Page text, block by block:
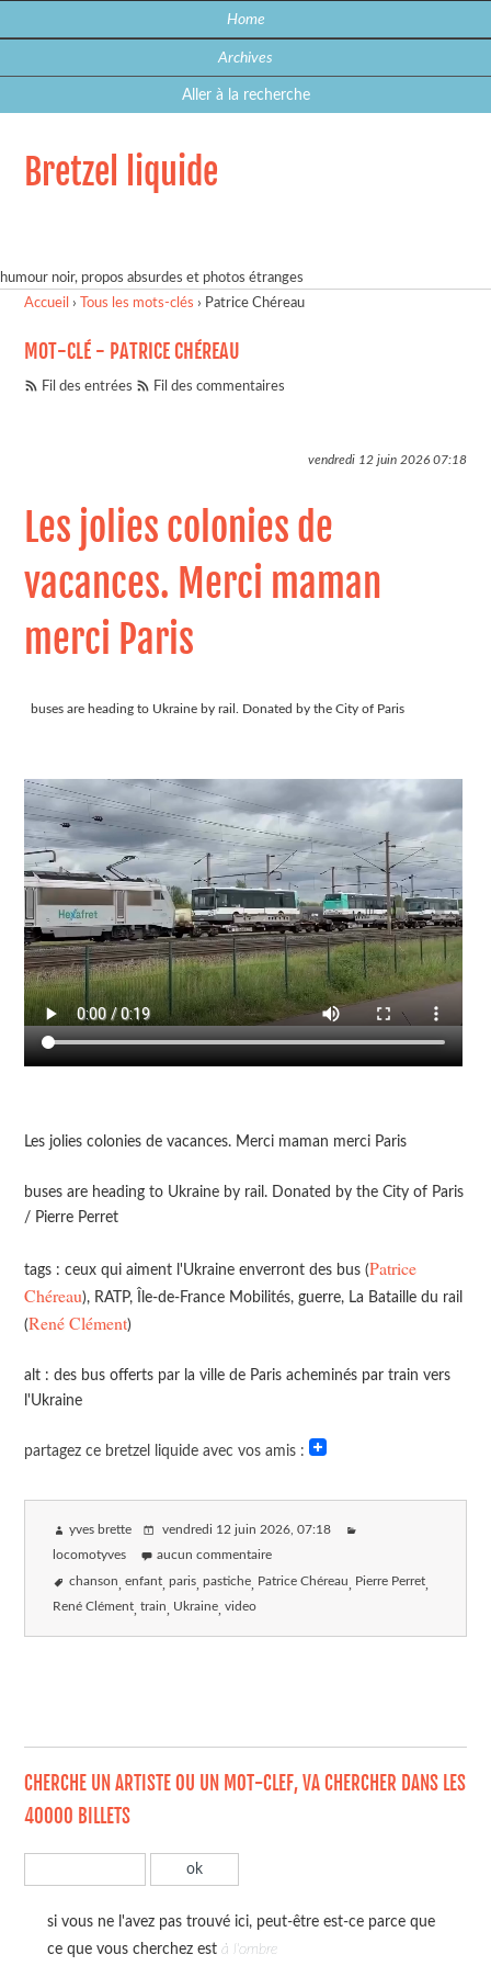
Home
Archives
Aller à la recherche
Bretzel liquide
humour noir, propos absurdes et photos étranges
Accueil › Tous les mots-clés › Patrice Chéreau
MOT-CLÉ - PATRICE CHÉREAU
Fil des entrées Fil des commentaires
vendredi 12 juin 202607:18
Les jolies colonies de
vacances. Merci maman
merci Paris
buses are heading to Ukraine by rail. Donated by the City of Paris
Les jolies colonies de vacances. Merci maman merci Paris
buses are heading to Ukraine by rail. Donated by the City of Paris
/ Pierre Perret
tags : ceux qui aiment l'Ukraine enverront des bus (Patrice
Chéreau), RATP, Île-de-France Mobilités, guerre, La Bataille du rail
(René Clément)
alt : des bus offerts par la ville de Paris acheminés par train vers
l'Ukraine
partagez ce bretzel liquide avec vos amis :
yves brette vendredi 12 juin 2026, 07:18
locomotyves aucun commentaire
chanson enfant paris pastiche Patrice Chéreau Pierre Perret
René Clément train Ukraine video
CHERCHE UN ARTISTE OU UN MOT-CLEF, VA CHERCHER DANS LES
40000 BILLETS
si vous ne l'avez pas trouvé ici, peut-être est-ce parce que
ce que vous cherchez est à l'ombre